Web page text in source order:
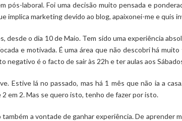
pós-laboral. Foi uma decisão muito pensada e
implica marketing devido ao blog, apaixonei-me e quis
desde o dia 10 de Maio. Tem sido uma experiência
e motivada. É uma área que não descobri há
negativo é o facto de sair às 22h e ter aulas aos
Estive lá no passado, mas há 1 mês que não ia a
em 2. Mas se quero isto, tenho de fazer por isto.
a vontade de ganhar experiência. De aprender